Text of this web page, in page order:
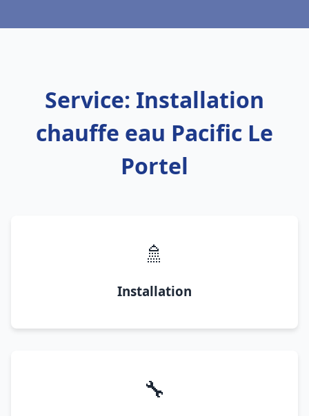
Service: Installation
chauffe eau Pacific Le
Portel
🚿
Installation
🔧